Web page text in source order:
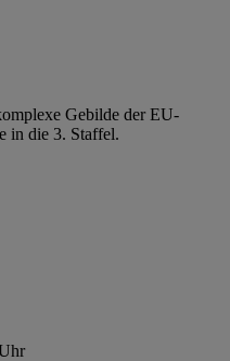
Gebilde der EU-
in die 3. Staffel.